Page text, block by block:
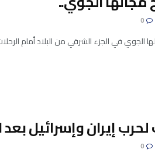
الجوي في الجزء الشرقي من البلاد أمام